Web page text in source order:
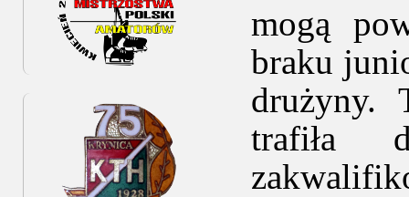
mogą
braku
drużyny.
trafiła